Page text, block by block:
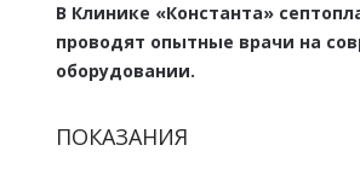
В Клинике «Константа»
проводят опытные врачи на
оборудовании.
ПОКАЗАНИЯ